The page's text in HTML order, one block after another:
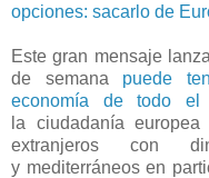
opciones: sacarlo de
Este gran mensaje
de semana puede
economía de todo el
la ciudadanía
extranjeros con
y mediterráneos en